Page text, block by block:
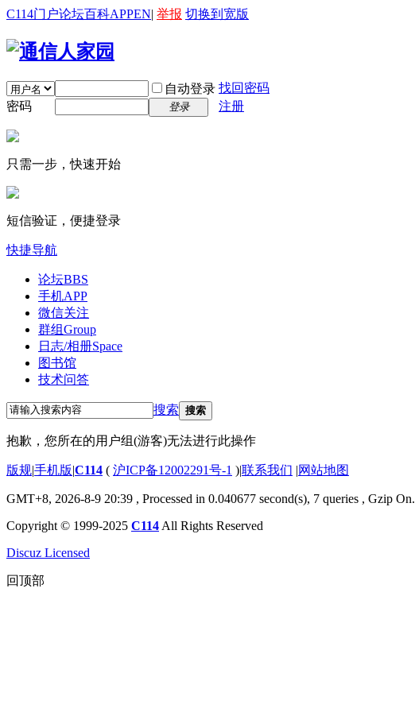
C114门户论坛百科APPEN| 举报 切换到宽版
自动登录 找回密码
密码
登录 注册
只需一步，快速开始
短信验证，便捷登录
快捷导航
论坛BBS
手机APP
微信关注
群组Group
日志/相册Space
图书馆
技术问答
搜索 搜索
抱歉，您所在的用户组(游客)无法进行此操作
版规|手机版|C114 ( 沪ICP备12002291号-1 )|联系我们 |网站地图
GMT+8, 2026-8-9 20:39 , Processed in 0.040677 second(s), 7 queries , Gzip On.
Copyright © 1999-2025 C114 All Rights Reserved
Discuz Licensed
回顶部